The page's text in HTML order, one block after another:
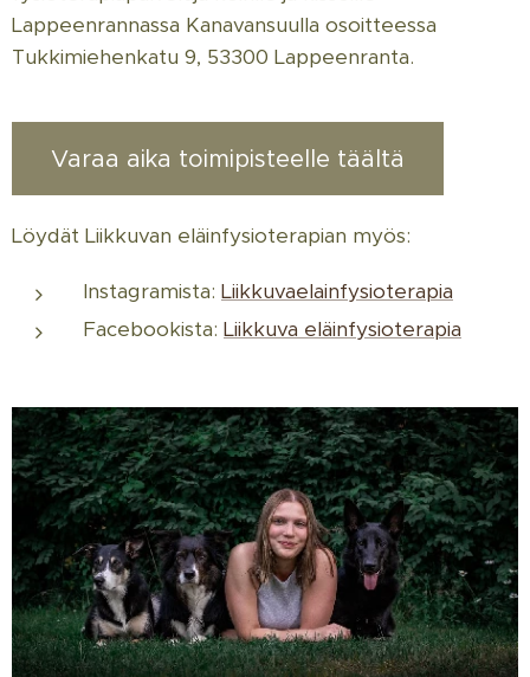
Lappeenrannassa Kanavansuulla osoitteessa
Tukkimiehenkatu 9, 53300 Lappeenranta.
Varaa aika toimipisteelle täältä
Löydät Liikkuvan eläinfysioterapian myös:
Instagramista: Liikkuvaelainfysioterapia
Facebookista: Liikkuva eläinfysioterapia